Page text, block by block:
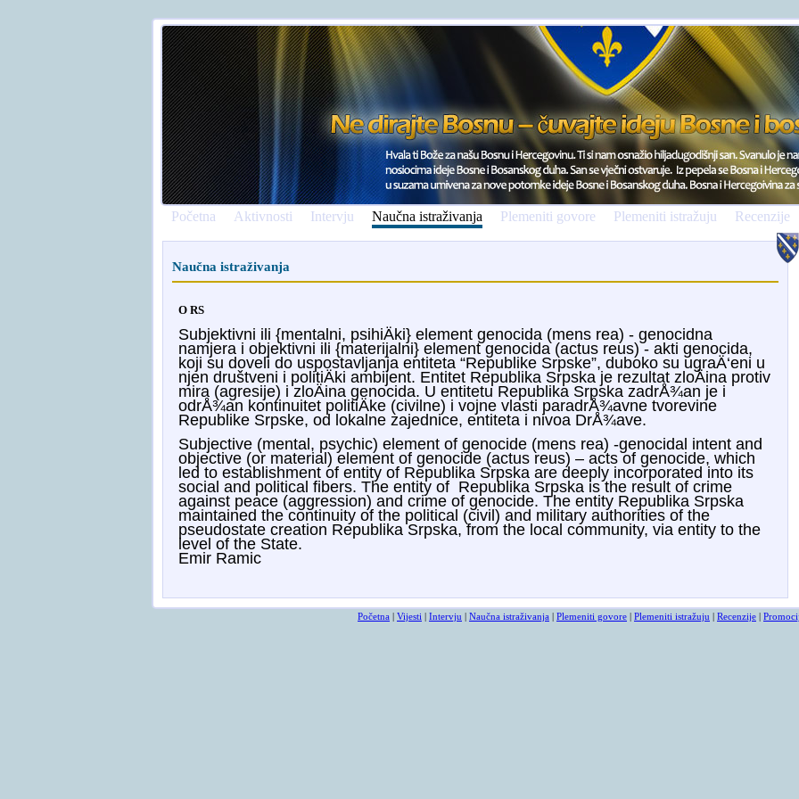
Početna Aktivnosti Intervju Naučna istraživanja Plemeniti govore Plemeniti istražuju Recenzije
Naučna istraživanja
O RS
Subjektivni ili {mentalni, psihiÄki} element genocida (mens rea) - genocidna
namjera i objektivni ili {materijalni} element genocida (actus reus) - akti genocida,
koji su doveli do uspostavljanja entiteta “Republike Srpske”, duboko su ugraÄ‘eni u
njen društveni i politiÄki ambijent. Entitet Republika Srpska je rezultat zloÄina protiv
mira (agresije) i zloÄina genocida. U entitetu Republika Srpska zadrÅ¾an je i
odrÅ¾an kontinuitet politiÄke (civilne) i vojne vlasti paradrÅ¾avne tvorevine
Republike Srpske, od lokalne zajednice, entiteta i nivoa DrÅ¾ave.
Subjective (mental, psychic) element of genocide (mens rea) -genocidal intent and
objective (or material) element of genocide (actus reus) – acts of genocide, which
led to establishment of entity of Republika Srpska are deeply incorporated into its
social and political fibers. The entity of Republika Srpska is the result of crime
against peace (aggression) and crime of genocide. The entity Republika Srpska
maintained the continuity of the political (civil) and military authorities of the
pseudostate creation Republika Srpska, from the local community, via entity to the
level of the State.
Emir Ramic
Početna Vijesti Intervju Naučna istraživanja Plemeniti govore Plemeniti istražuju Recenzije